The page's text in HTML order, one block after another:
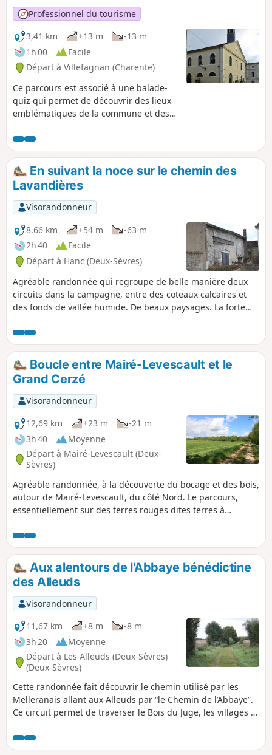
Professionnel du tourisme
3,41 km
+13 m
-13 m
1h 00
Facile
Départ à Villefagnan (Charente)
Ce parcours est associé à une balade-
quiz qui permet de découvrir des lieux
emblématiques de la commune et des
patrimoine, de façon ludique. Trouvez
l'affiche Au fil de nos histoires à la
mairie, et scannez le QR Code pour
démarrer le jeu (gratuit, pas
d'inscription ni d'application à
télécharger). Vous pouvez choisir le
parcours "adulte" ou le parcours "adulte
+ enfant" (avec en plus des questions à
destination des enfants de 6 à 11 ans).
La description ci-dessous fait
uniquement référence au parcours
"adulte".
En suivant la noce sur le chemin des
Lavandières
Visorandonneur
8,66 km
+54 m
-63 m
2h 40
Facile
Départ à Hanc (Deux-Sèvres)
Agréable randonnée qui regroupe de belle manière deux
circuits dans la campagne, entre des coteaux calcaires et
des fonds de vallée humide. De beaux paysages. La forte
maisons, des granges et des murets singularise ces deux
villages et en fait tout leur charme.
Boucle entre Mairé-Levescault et le
Grand Cerzé
Visorandonneur
12,69 km
+23 m
-21 m
3h 40
Moyenne
Départ à Mairé-Levescault (Deux-
Sèvres)
Agréable randonnée, à la découverte du bocage et des bois,
autour de Mairé-Levescault, du côté Nord. Le parcours,
essentiellement sur des terres rouges dites terres à
un riche patrimoine, tant naturel que bâti. Dès le début du
circuit, le randonneur peut voir le pigeonnier, un four à
pain, l'église mais, également, des linteaux ouvragés ou des
fenêtres à meneaux dans diverses constructions du village.
Ils proviennent d'une ancienne abbaye. La randonnée
passe à côté du Puits des Aigauds, en rase campagne.
Aux alentours de l'Abbaye bénédictine
des Alleuds
Visorandonneur
11,67 km
+8 m
-8 m
3h 20
Moyenne
Départ à Les Alleuds (Deux-Sèvres)
(Deux-Sèvres)
Cette randonnée fait découvrir le chemin utilisé par les
Melleranais allant aux Alleuds par “le Chemin de l’Abbaye”.
Ce circuit permet de traverser le Bois du Juge, les villages et
mais aussi de découvrir un riche patrimoine arboré :
tilleuls, châtaigniers, chênes et noyers notamment. Pour